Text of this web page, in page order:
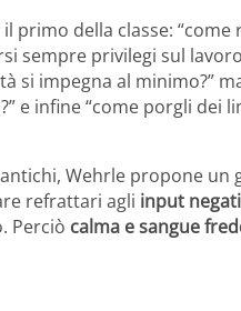
il primo della classe: “come
sempre privilegi sul
si impegna al minimo?”
e infine “come porgli dei
Wehrle propone un
refrattari agli input
Perciò calma e sangue